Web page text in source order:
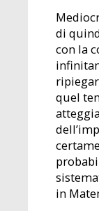
di
con la
quel
in